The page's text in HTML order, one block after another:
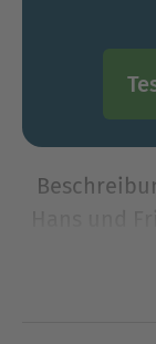
Für Kinder: